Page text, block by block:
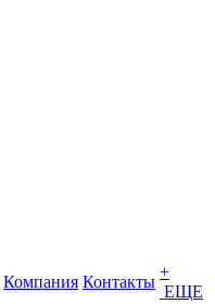
Компания Контакты
+
ЕЩЕ